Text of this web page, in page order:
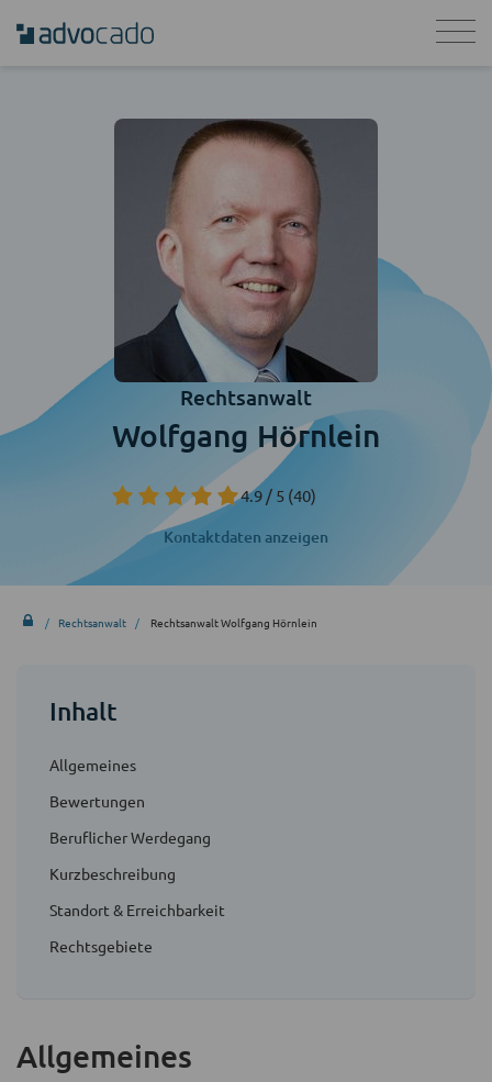
Rechtsanwalt
Wolfgang Hörnlein
4.9 / 5 (40)
Kontaktdaten anzeigen
Rechtsanwalt Rechtsanwalt Wolfgang Hörnlein
Inhalt
Allgemeines
Bewertungen
Beruflicher Werdegang
Kurzbeschreibung
Standort & Erreichbarkeit
Rechtsgebiete
Allgemeines